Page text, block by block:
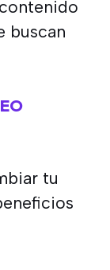
buscan
tu